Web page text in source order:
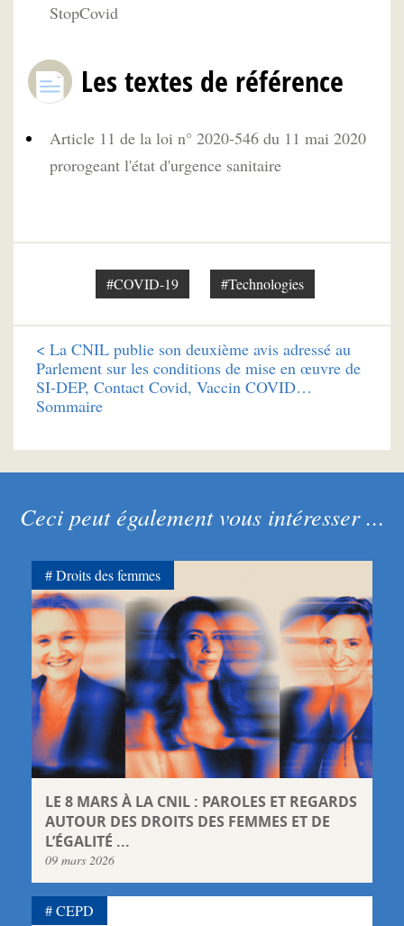
StopCovid
Les textes de référence
Article 11 de la loi n° 2020-546 du 11 mai 2020
prorogeant l'état d'urgence sanitaire
#COVID-19 #Technologies
< La CNIL publie son deuxième avis adressé au
Parlement sur les conditions de mise en œuvre de
SI-DEP, Contact Covid, Vaccin COVID…
Sommaire
Ceci peut également vous intéresser ...
LE 8 MARS À LA CNIL : PAROLES ET REGARDS
AUTOUR DES DROITS DES FEMMES ET DE
L’ÉGALITÉ ...
09 mars 2026
Droits des femmes
CEPD